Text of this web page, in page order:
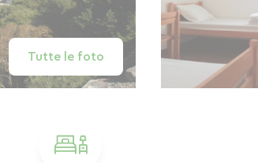
Tutte le foto